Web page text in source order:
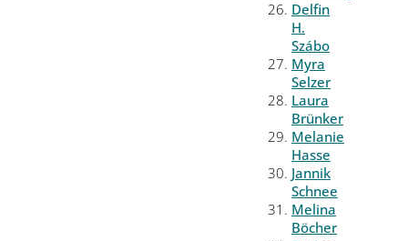
Delfin
H.
Szábo
Myra
Selzer
Laura
Brünker
Melanie
Hasse
Jannik
Schnee
Melina
Böcher